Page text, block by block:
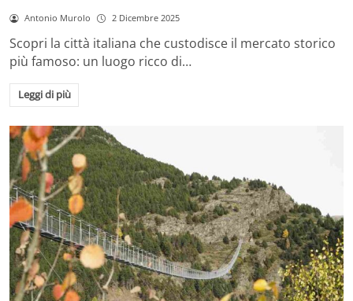
Antonio Murolo 2 Dicembre 2025
Scopri la città italiana che custodisce il mercato storico
più famoso: un luogo ricco di…
Leggi di più